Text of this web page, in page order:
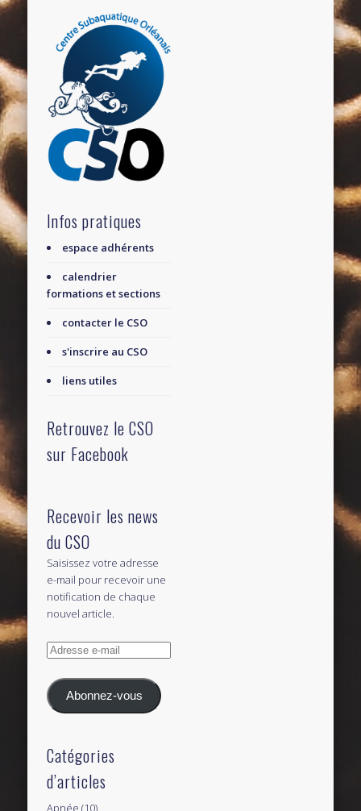
Infos pratiques
espace adhérents
calendrier
formations et sections
contacter le CSO
s'inscrire au CSO
liens utiles
Retrouvez le CSO
sur Facebook
Recevoir les news
du CSO
Saisissez votre adresse
e-mail pour recevoir une
notification de chaque
nouvel article.
Adresse
mail
Abonnez-vous
Catégories
d’articles
Apnée (10)